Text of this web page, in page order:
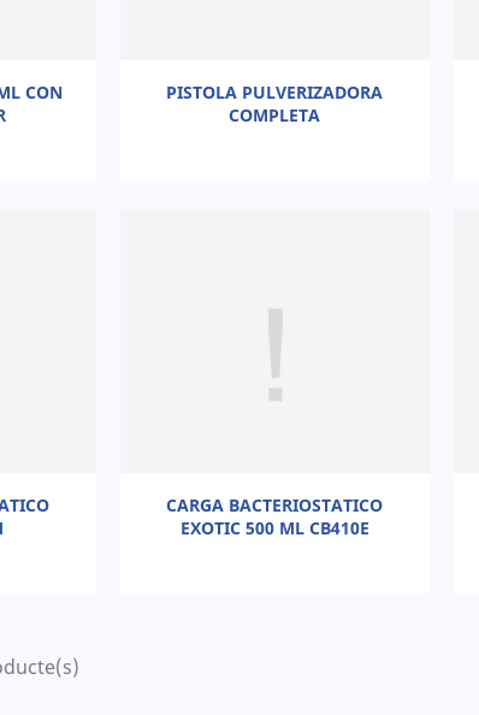
CON
PISTOLA PULVERIZADORA
COMPLETA
CARGA BACTERIOSTATICO
EXOTIC 500 ML CB410E